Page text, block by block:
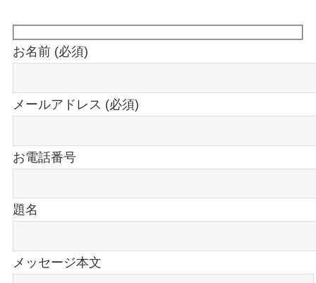
お名前 (必須)
メールアドレス (必須)
お電話番号
題名
メッセージ本文